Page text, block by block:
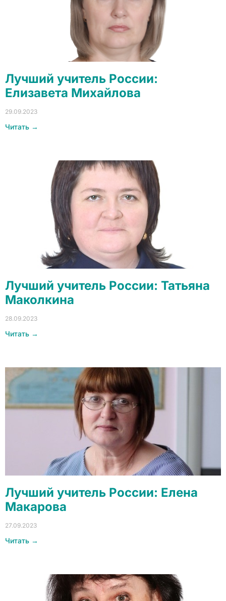
Лучший учитель России:
Елизавета Михайлова
29.09.2023
Читать →
Лучший учитель России: Татьяна
Маколкина
28.09.2023
Читать →
Лучший учитель России: Елена
Макарова
27.09.2023
Читать →